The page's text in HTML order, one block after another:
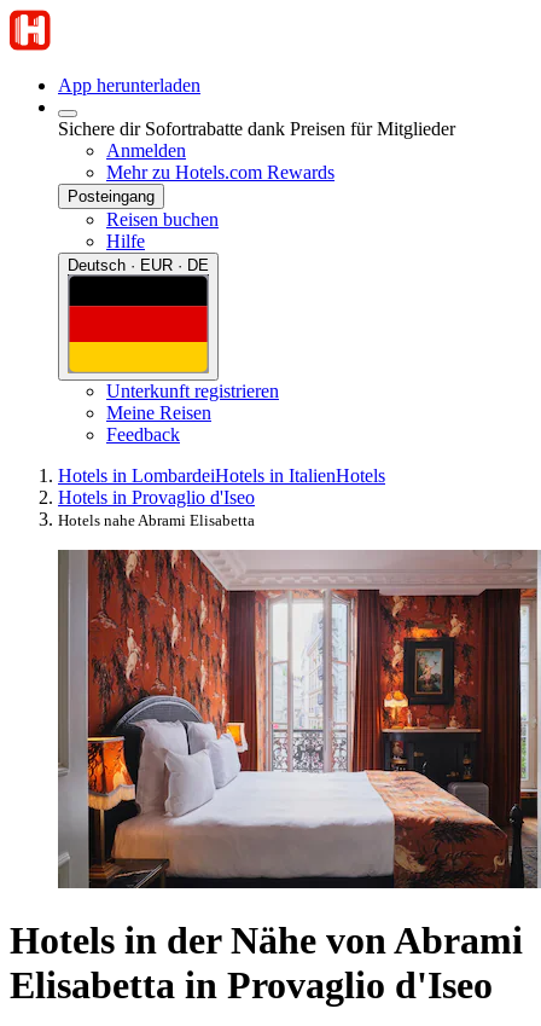
App herunterladen
Sichere dir Sofortrabatte dank Preisen für Mitglieder
Anmelden
Mehr zu Hotels.com Rewards
Posteingang
Reisen buchen
Hilfe
Deutsch · EUR · DE
Unterkunft registrieren
Meine Reisen
Feedback
Hotels in LombardeiHotels in ItalienHotels
Hotels in Provaglio d'Iseo
Hotels nahe Abrami Elisabetta
Hotels in der Nähe von Abrami
Elisabetta in Provaglio d'Iseo